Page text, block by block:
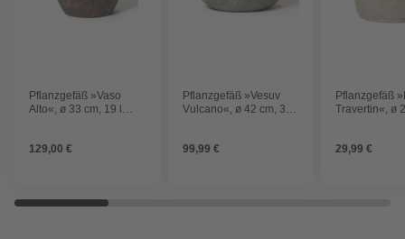
Pflanzgefäß »Vaso
Alto«, ø 33 cm, 19 l
129,00 €
Pflanzgefäß »Vesuv
Vulcano«, ø 42 cm, 34 l
99,99 €
Pflanzgefäß
Travertin«, ø
29,99 €